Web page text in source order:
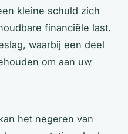
kleine schuld zich
financiële last.
waarbij een deel
om aan uw
het negeren van